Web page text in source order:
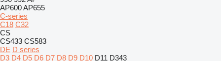
AP600AP655
C-series
C18 C32
CS
CS433 CS583
DE D series
D3 D4 D5 D6 D7 D8 D9 D10 D11 D343